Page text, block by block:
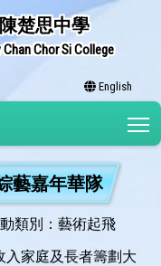
楚思中學
Chor Si College
English
藝嘉年華隊
類別：藝術起飛
入家庭及長者籌劃大